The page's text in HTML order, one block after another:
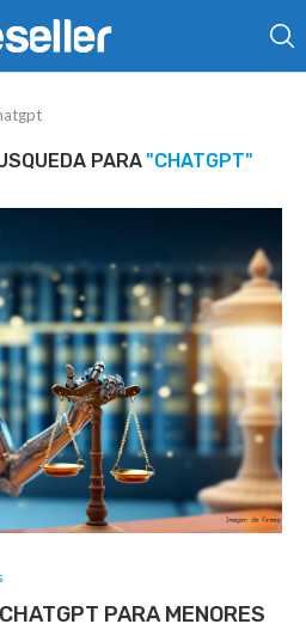
PARA"CHATGPT"
PARA MENORES